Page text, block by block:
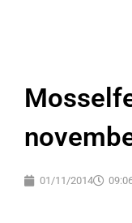
01/11/2014